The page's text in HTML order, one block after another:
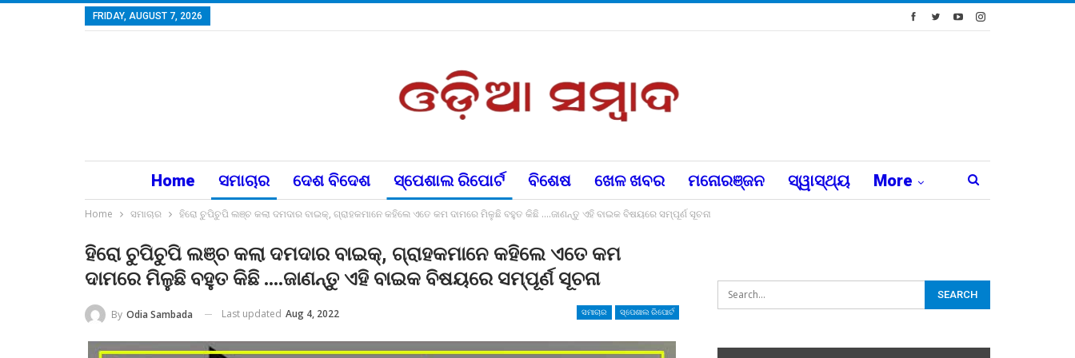
FRIDAY, AUGUST 7, 2026
Home ସମାଚାର ଦେଶ ବିଦେଶ ସ୍ପେଶାଲ ରିପୋର୍ଟ ବିଶେଷ ଖେଳ ଖବର ମନୋରଞ୍ଜନ ସ୍ୱାସ୍ଥ୍ୟ More
Home ସମାଚାର ହିରୋ ଚୁପିଚୁପି ଲଞ୍ଚ କଲା ଦମଦାର ବାଇକ୍, ଗ୍ରାହକମାନେ କହିଲେ ଏତେ କମ ଦାମରେ ମିଳୁଛି ବହୁତ କିଛି ….ଜାଣନ୍ତୁ ଏହି ବାଇକ ବିଷୟରେ ସମ୍ପୂର୍ଣ ସୂଚନା
ହିରୋ ଚୁପିଚୁପି ଲଞ୍ଚ କଲା ଦମଦାର ବାଇକ୍, ଗ୍ରାହକମାନେ କହିଲେ ଏତେ କମ
ଦାମରେ ମିଳୁଛି ବହୁତ କିଛି ….ଜାଣନ୍ତୁ ଏହି ବାଇକ ବିଷୟରେ ସମ୍ପୂର୍ଣ ସୂଚନା
ସମାଚାର ସ୍ପେଶାଲ ରିପୋର୍ଟ
By Odia Sambada Last updated Aug 4, 2022